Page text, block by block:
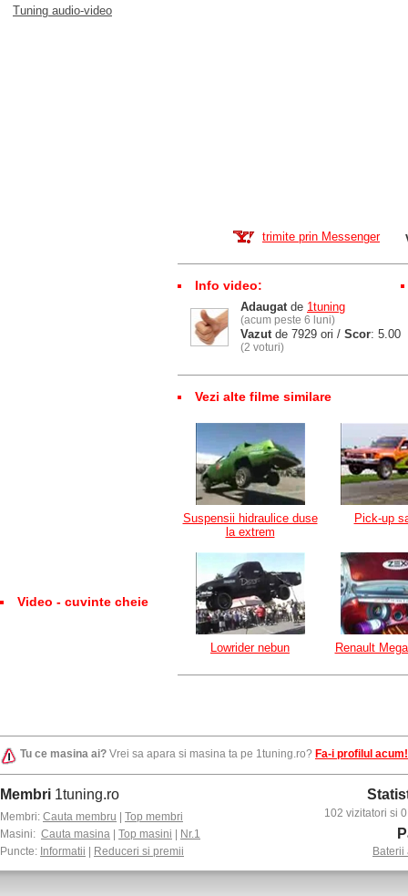
Tuning audio-video
Video - cuvinte cheie
trimite prin Messenger
Info video:
Adaugatde 1tuning
(acum peste 6 luni)
Vazutde 7929 ori / Scor: 5.00
(2 voturi)
Vezi alte filme similare
Suspensii hidraulice duse
la extrem
Pick-up
Lowrider nebun Renault
Tu ce masina ai? Vrei sa apara si masina ta pe 1tuning.ro? Fa-i profilul acum!
Membri 1tuning.ro
Membri: Cauta membru
Top membri
Masini: Cauta masina Top masini
Nr.1
Puncte: Informatii Reduceri si premii
102 vizitatori si